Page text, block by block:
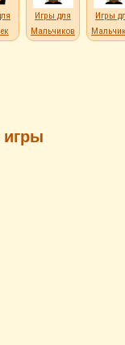
Игры для
Мальчиков
Игры